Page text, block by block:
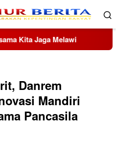
Hutanabolon: Masih Adakah
Danrem
Mandiri
Pancasila